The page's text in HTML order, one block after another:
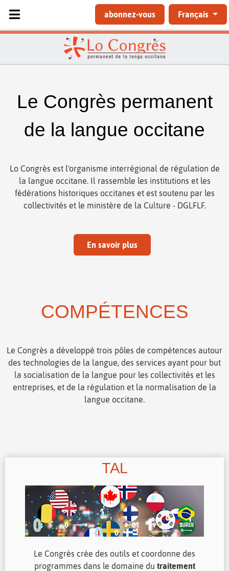
Sélectionnez votre langue
abonnez-vous Français
Le Congrès permanent
de la langue occitane
Lo Congrès est l'organisme interrégional de régulation de
la langue occitane. Il rassemble les institutions et les
fédérations historiques occitanes et est soutenu par les
collectivités et le ministère de la Culture - DGLFLF.
En savoir plus
COMPÉTENCES
Le Congrès a développé trois pôles de compétences autour
des technologies de la langue, des services ayant pour but
la socialisation de la langue pour les collectivités et les
entreprises, et de la régulation et la normalisation de la
langue occitane.
TAL
Le Congrès crée des outils et coordonne des
programmes dans le domaine du traitement